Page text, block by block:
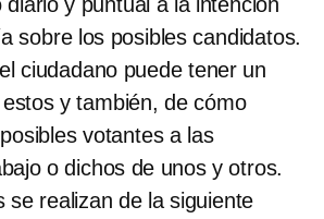
sobre los posibles candidatos.
ciudadano puede tener un
y también, de cómo
votantes a las
o dichos de unos y otros.
se realizan de la siguiente